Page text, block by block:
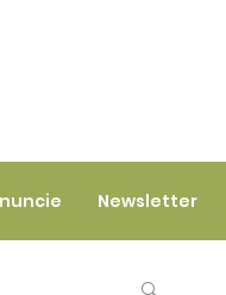
Newsletter